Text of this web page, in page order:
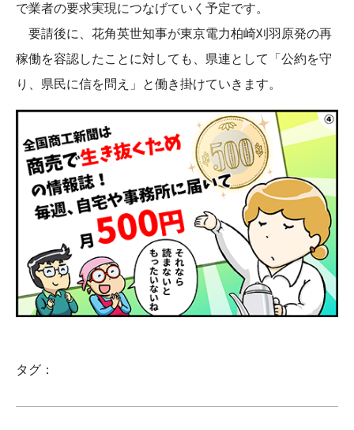
で業者の要求実現につなげていく予定です。
要請後に、花角英世知事が東京電力柏崎刈羽原発の再
稼働を容認したことに対しても、県連として「公約を守
り、県民に信を問え」と働き掛けていきます。
タグ：